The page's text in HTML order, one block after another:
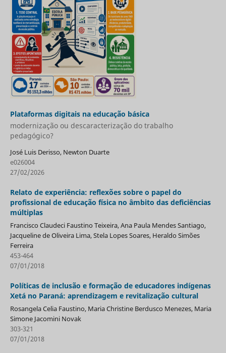
Plataformas digitais na educação básica
modernização ou descaracterização do trabalho
pedagógico?
José Luis Derisso, Newton Duarte
e026004
27/02/2026
Relato de experiência: reflexões sobre o papel do
profissional de educação física no âmbito das deficiências
múltiplas
Francisco Claudeci Faustino Teixeira, Ana Paula Mendes Santiago,
Jacqueline de Oliveira Lima, Stela Lopes Soares, Heraldo Simões
Ferreira
453-464
07/01/2018
Políticas de inclusão e formação de educadores indígenas
Xetá no Paraná: aprendizagem e revitalização cultural
Rosangela Celia Faustino, Maria Christine Berdusco Menezes, Maria
Simone Jacomini Novak
303-321
07/01/2018